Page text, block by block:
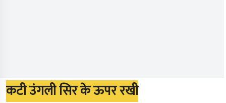
कटी उंगली सिर के ऊपर रखी